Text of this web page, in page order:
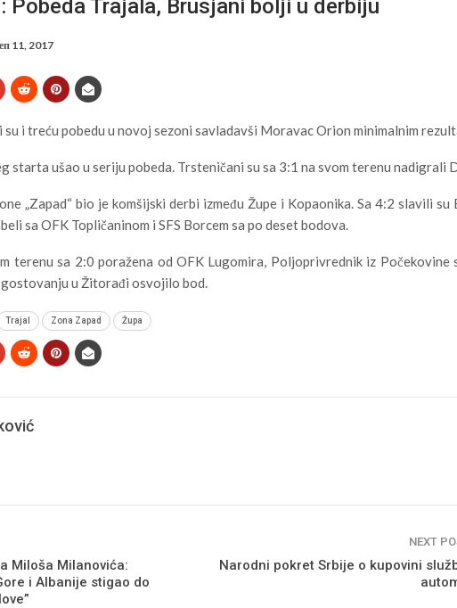
Pobeda Trajala, Brusjani bolji u derbiju
11, 2017
i treću pobedu u novoj sezoni savladavši Moravac Orion minimalnim
starta ušao u seriju pobeda. Trsteničani su sa 3:1 na svom terenu nadigrali
„Zapad“ bio je komšijski derbi između Župe i Kopaonika. Sa 4:2 slavili su
sa OFK Topličaninom i SFS Borcem sa po deset bodova.
terenu sa 2:0 poražena od OFK Lugomira, Poljoprivrednik iz Počekovine
gostovanju u Žitorađi osvojilo bod.
Trajal Zona Zapad Župa
Miloša Milanovića:
i Albanije stigao do
NEXT
Narodni pokret Srbije o kupovini